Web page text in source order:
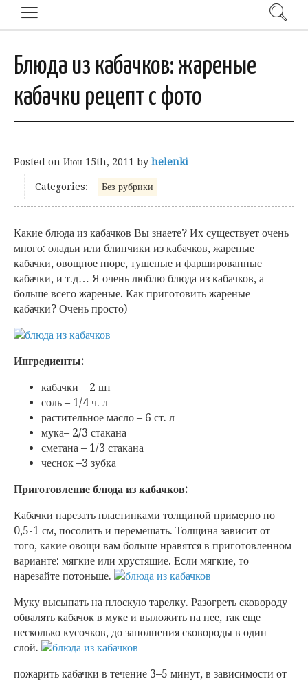
Блюда из кабачков: жареные
кабачки рецепт с фото
Posted on Июн 15th, 2011 by helenki
Categories: Без рубрики
Какие блюда из кабачков Вы знаете? Их существует очень
много: оладьи или блинчики из кабачков, жареные
кабачки, овощное пюре, тушеные и фаршированные
кабачки, и т.д… Я очень люблю блюда из кабачков, а
больше всего жареные. Как приготовить жареные
кабачки? Очень просто)
Ингредиенты:
кабачки – 2 шт
соль – 1/4 ч. л
растительное масло – 6 ст. л
мука– 2/3 стакана
сметана – 1/3 стакана
чеснок –3 зубка
Приготовление блюда из кабачков:
Кабачки нарезать пластинками толщиной примерно по
0,5-1 см, посолить и перемешать. Толщина зависит от
того, какие овощи вам больше нравятся в приготовленном
варианте: мягкие или хрустящие. Если мягкие, то
нарезайте потоньше.
Муку высыпать на плоскую тарелку. Разогреть сковороду
обвалять кабачок в муке и выложить на нее, так еще
несколько кусочков, до заполнения сковороды в один
слой.
пожарить кабачки в течение 3–5 минут, в зависимости от